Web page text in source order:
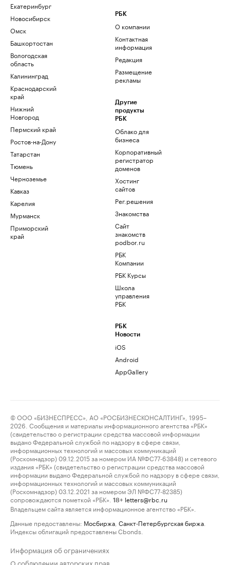
Екатеринбург
Новосибирск
Омск
Башкортостан
Вологодская
область
Калининград
Краснодарский
край
Нижний
Новгород
Пермский край
Ростов-на-Дону
Татарстан
Тюмень
Черноземье
Кавказ
Карелия
Мурманск
Приморский
край
РБК
О компании
Контактная
информация
Редакция
Размещение
рекламы
Другие
продукты
РБК
Облако для
бизнеса
Корпоративный
регистратор
доменов
Хостинг
сайтов
Рег.решения
Знакомства
Сайт
знакомств
podbor.ru
РБК
Компании
РБК Курсы
Школа
управления
РБК
РБК
Новости
iOS
Android
AppGallery
© ООО «БИЗНЕСПРЕСС», АО «РОСБИЗНЕСКОНСАЛТИНГ», 1995–
2026. Сообщения и материалы информационного агентства «РБК»
(свидетельство о регистрации средства массовой информации
выдано Федеральной службой по надзору в сфере связи,
информационных технологий и массовых коммуникаций
(Роскомнадзор) 09.12.2015 за номером ИА №ФС77-63848) и сетевого
издания «РБК» (свидетельство о регистрации средства массовой
информации выдано Федеральной службой по надзору в сфере связи,
информационных технологий и массовых коммуникаций
(Роскомнадзор) 03.12.2021 за номером ЭЛ №ФС77-82385)
сопровождаются пометкой «РБК».
18+ letters@rbc.ru
Владельцем сайта является информационное агентство «РБК».
Данные предоставлены: Мосбиржа Санкт-Петербургская биржа
Индексы облигаций предоставлены Cbonds.
Информация об ограничениях
О соблюдении авторских прав